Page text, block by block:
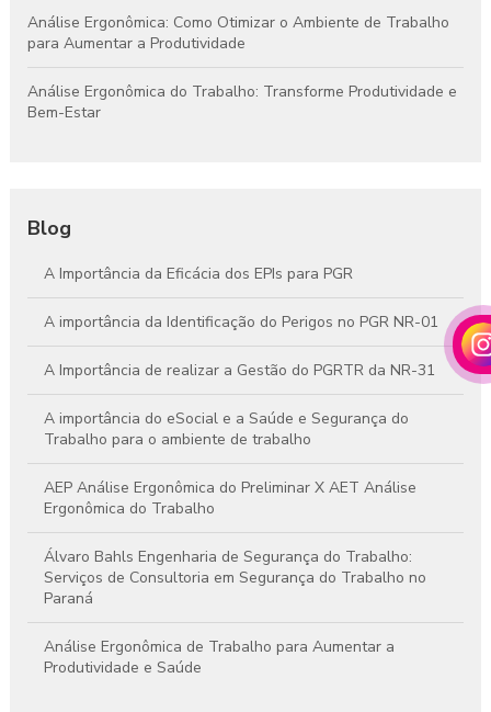
Análise Ergonômica: Como Otimizar o Ambiente de Trabalho
para Aumentar a Produtividade
Análise Ergonômica do Trabalho: Transforme Produtividade e
Bem-Estar
Blog
A Importância da Eficácia dos EPIs para PGR
A importância da Identificação do Perigos no PGR NR-01
A Importância de realizar a Gestão do PGRTR da NR-31
A importância do eSocial e a Saúde e Segurança do
Trabalho para o ambiente de trabalho
AEP Análise Ergonômica do Preliminar X AET Análise
Ergonômica do Trabalho
Álvaro Bahls Engenharia de Segurança do Trabalho:
Serviços de Consultoria em Segurança do Trabalho no
Paraná
Análise Ergonômica de Trabalho para Aumentar a
Produtividade e Saúde